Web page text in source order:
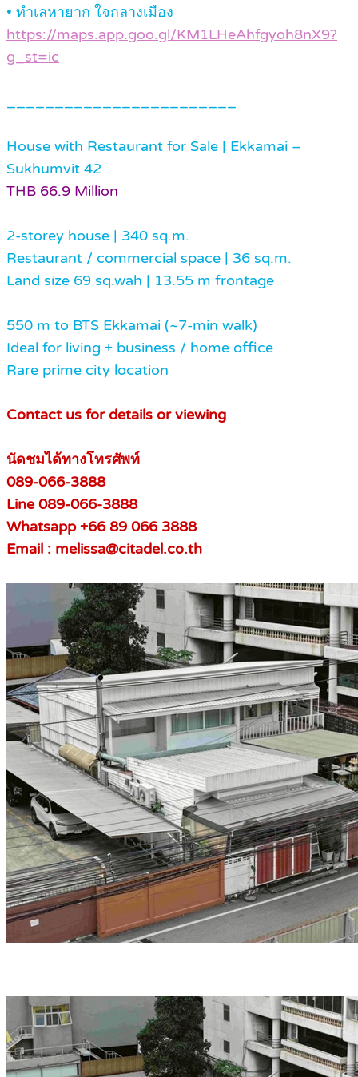
• ทำเลหายาก ใจกลางเมือง
https://maps.app.goo.gl/KM1LHeAhfgyoh8nX9?
g_st=ic
House with Restaurant for Sale | Ekkamai –
Sukhumvit 42
THB 66.9 Million
2-storey house | 340 sq.m.
Restaurant / commercial space | 36 sq.m.
Land size 69 sq.wah | 13.55 m frontage
550 m to BTS Ekkamai (~7-min walk)
Ideal for living + business / home office
Rare prime city location
Contact us for details or viewing
นัดชมได้ทางโทรศัพท์
089-066-3888
Line 089-066-3888
Whatsapp +66 89 066 3888
Email : melissa@citadel.co.th